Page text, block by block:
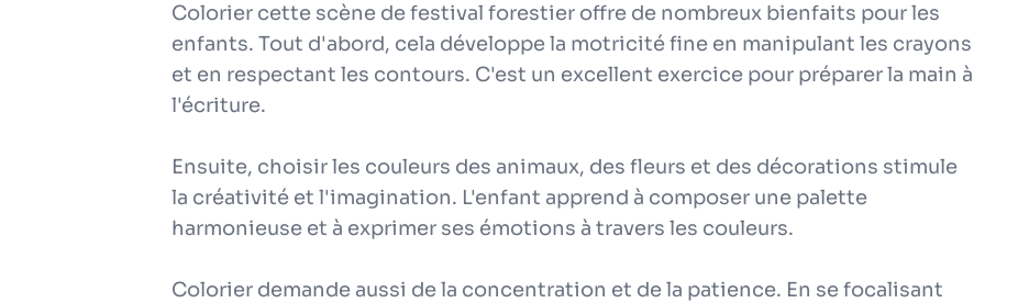
Colorier cette scène de festival forestier offre de nombreux bienfaits pour les
enfants. Tout d'abord, cela développe la motricité fine en manipulant les crayons
et en respectant les contours. C'est un excellent exercice pour préparer la main à
l'écriture.
Ensuite, choisir les couleurs des animaux, des fleurs et des décorations stimule
la créativité et l'imagination. L'enfant apprend à composer une palette
harmonieuse et à exprimer ses émotions à travers les couleurs.
Colorier demande aussi de la concentration et de la patience. En se focalisant